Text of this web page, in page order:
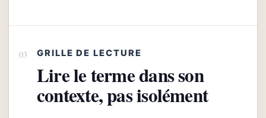
GRILLE DE LECTURE
Lire le terme dans son
contexte, pas isolément